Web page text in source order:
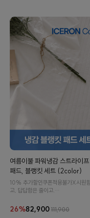
여름이불 파워냉감 스트라이
패드, 블랭킷 세트 (2color)
10% 추가할인️쿠폰적용불가X️시원
고, 답답함은 줄이고.
디자인으로 무더운 여름밤을 더욱 쾌
만들어드립니다.
26%82,900 111,900